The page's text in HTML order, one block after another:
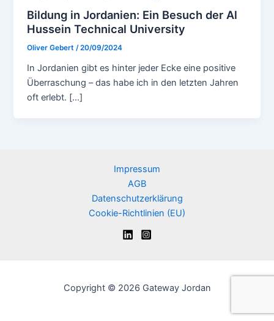
Bildung in Jordanien: Ein Besuch der Al
Hussein Technical University
Oliver Gebert/20/09/2024
In Jordanien gibt es hinter jeder Ecke eine positive
Überraschung – das habe ich in den letzten Jahren
oft erlebt. […]
Impressum
AGB
Datenschutzerklärung
Cookie-Richtlinien (EU)
Copyright © 2026 Gateway Jordan